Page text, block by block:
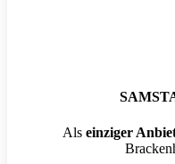
Als einziger